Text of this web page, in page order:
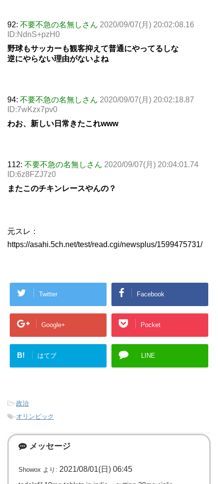
92: 不要不急の名無しさん 2020/09/07(月) 20:02:08.16
ID:NdnS+pzH0
野球もサッカーも観客抑えて普通にやってるしな
逆にやらない理由がないよね
94: 不要不急の名無しさん 2020/09/07(月) 20:02:18.87
ID:7wKzx7pv0
わお、新しい日常きたこれwww
112: 不要不急の名無しさん 2020/09/07(月) 20:04:01.74
ID:6z8FZJ7z0
またこのチキンレースやんの？
元スレ：
https://asahi.5ch.net/test/read.cgi/newsplus/1599475731/
Twitter Facebook
Google+ Pocket
B! はてブ LINE
-政治
-オリンピック
メッセージ
Showox より: 2021/08/01(日) 06:45